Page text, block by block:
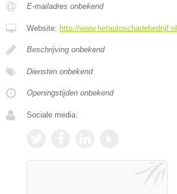
E-mailadres onbekend
Website: http://www.hetautoschadebedrijf.nl
Beschrijving onbekend
Diensten onbekend
Openingstijden onbekend
Sociale media: